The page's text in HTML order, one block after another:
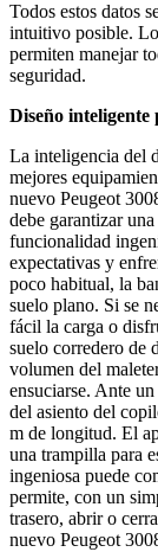
Todos estos datos
intuitivo posible.
permiten manejar
seguridad.
Diseño
La inteligencia del
mejores
nuevo Peugeot
debe garantizar
funcionalidad
expectativas y
poco habitual, la
suelo plano. Si se
fácil la carga o
suelo corredero de
volumen del
ensuciarse. Ante
del asiento del
m de longitud. El
una trampilla para
ingeniosa puede
permite, con un
trasero, abrir o
nuevo Peugeot